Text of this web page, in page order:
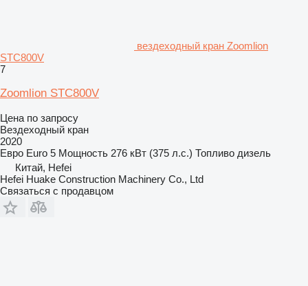
вездеходный кран Zoomlion
STC800V
7
Zoomlion STC800V
Цена по запросу
Вездеходный кран
2020
Евро Euro 5 Мощность 276 кВт (375 л.с.) Топливо дизель
Китай, Hefei
Hefei Huake Construction Machinery Co., Ltd
Связаться с продавцом